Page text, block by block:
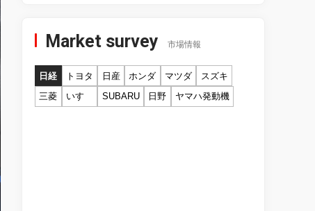
Market survey 市場情報
日経 トヨタ 日産 ホンダ マツダ
スズキ
三菱
いすゞ SUBARU 日野 ヤマハ発動機